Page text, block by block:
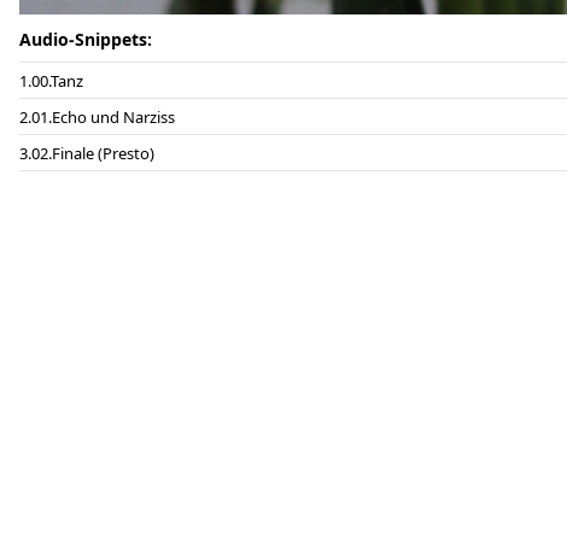
Audio-Snippets:
00.Tanz
01.Echo und Narziss
02.Finale (Presto)